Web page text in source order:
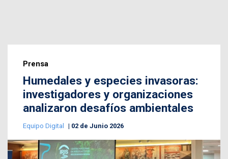
Prensa
Humedales y especies invasoras:
investigadores y organizaciones
analizaron desafíos ambientales
Equipo Digital 02 de Junio 2026